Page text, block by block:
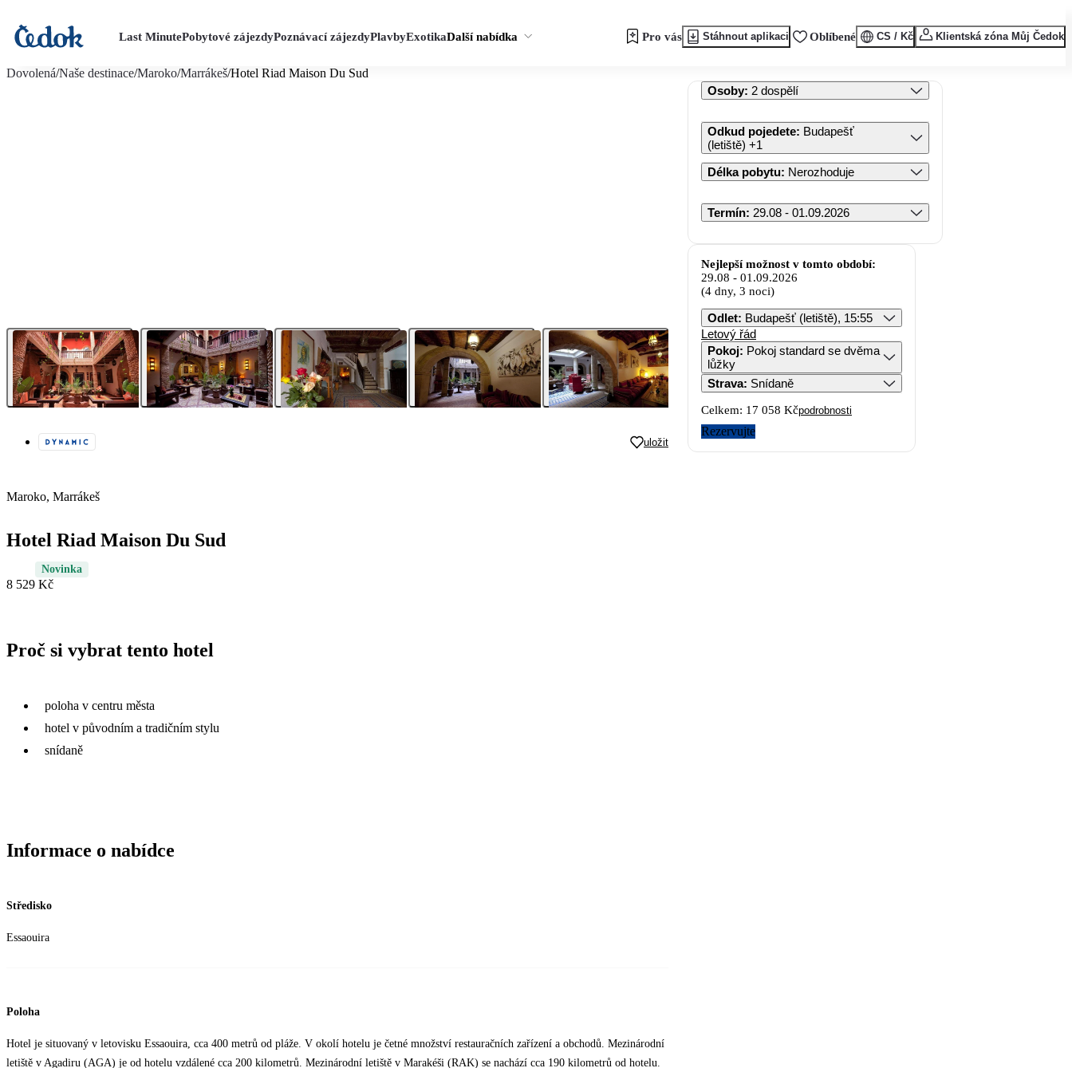
Last MinutePobytové zájezdyPoznávací zájezdyPlavbyExotikaDalší nabídka Pro vás Stáhnout aplikaci Oblíbené CS / Kč Klientská zóna Můj Čedok
Dovolená/Naše destinace/Maroko/Marrákeš/Hotel Riad Maison Du Sud
uložit
Maroko, Marrákeš
Hotel Riad Maison Du Sud
Novinka
8 529 Kč
Proč si vybrat tento hotel
poloha v centru města
hotel v původním a tradičním stylu
snídaně
Informace o nabídce
Středisko
Essaouira
Poloha
Hotel je situovaný v letovisku Essaouira, cca 400 metrů od pláže. V okolí hotelu je četné množství restauračních zařízení a obchodů. Mezinárodní
letiště v Agadiru (AGA) je od hotelu vzdálené cca 200 kilometrů. Mezinárodní letiště v Marakéši (RAK) se nachází cca 190 kilometrů od hotelu.
Osoby: 2 dospělí
Odkud pojedete: Budapešť
(letiště) +1
Délka pobytu: Nerozhoduje
Termín: 29.08 - 01.09.2026
Nejlepší možnost v tomto období:
29.08 - 01.09.2026
(4 dny, 3 noci)
Odlet: Budapešť (letiště), 15:55
Letový řád
Pokoj: Pokoj standard se dvěma
lůžky
Strava: Snídaně
Celkem: 17 058 Kčpodrobnosti
Rezervujte